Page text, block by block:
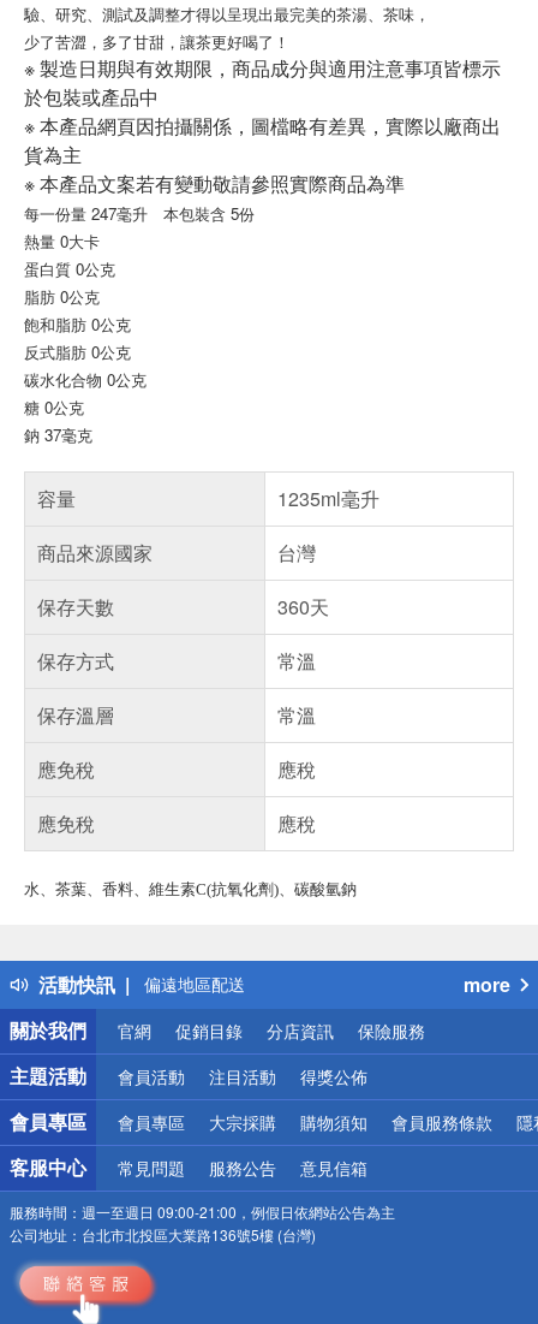
驗、研究、測試及調整才得以呈現出最完美的茶湯、茶味，
少了苦澀，多了甘甜，讓茶更好喝了！
※ 製造日期與有效期限，商品成分與適用注意事項皆標示
於包裝或產品中
※ 本產品網頁因拍攝關係，圖檔略有差異，實際以廠商出
貨為主
※ 本產品文案若有變動敬請參照實際商品為準
每一份量 247毫升 本包裝含 5份
熱量 0大卡
蛋白質 0公克
脂肪 0公克
飽和脂肪 0公克
反式脂肪 0公克
碳水化合物 0公克
糖 0公克
鈉 37毫克
容量
1235ml毫升
商品來源國家
台灣
保存天數
360天
保存方式
常溫
保存溫層
常溫
應免稅
應稅
應免稅
應稅
水、茶葉、香料、維生素C(抗氧化劑)、碳酸氫鈉
活動快訊
偏遠地區配送
詐騙網頁！請小心！
銀行優惠
偏遠地區配送
詐騙網頁！請小心！
more
關於我們
官網 促銷目錄 分店資訊 保險服務
主題活動 會員活動 注目活動 得獎公佈
會員專區 會員專區 大宗採購 購物須知 會員服務條款 隱
客服中心 常見問題 服務公告 意見信箱
服務時間： 週一至週日 09:00-21:00，例假日依網站公告為主
公司地址： 台北市北投區大業路136號5樓 (台灣)